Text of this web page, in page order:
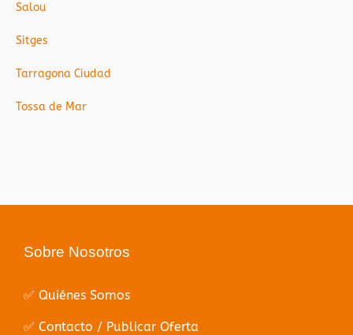
Salou
Sitges
Tarragona Ciudad
Tossa de Mar
Sobre Nosotros
✅ Quiénes Somos
✅ Contacto / Publicar Oferta